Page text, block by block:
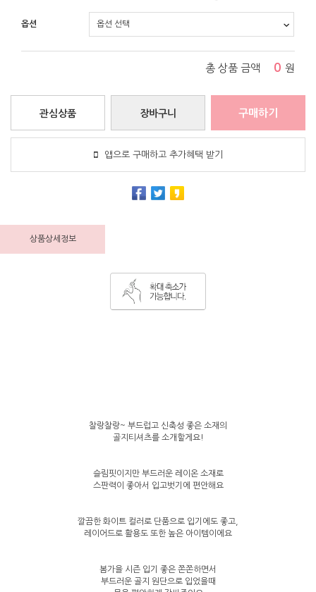
옵션
총 상품 금액 0 원
장바구니
관심상품 구매하기
앱으로 구매하고 추가혜택 받기
상품상세정보
찰랑찰랑~ 부드럽고 신축성 좋은 소재의
골지티셔츠를 소개할게요!
슬림핏이지만 부드러운 레이온 소재로
스판력이 좋아서 입고벗기에 편안해요
깔끔한 화이트 컬러로 단품으로 입기에도 좋고,
레이어드로 활용도 또한 높은 아이템이에요
봄가을 시즌 입기 좋은 쫀쫀하면서
부드러운 골지 원단으로 입었을때